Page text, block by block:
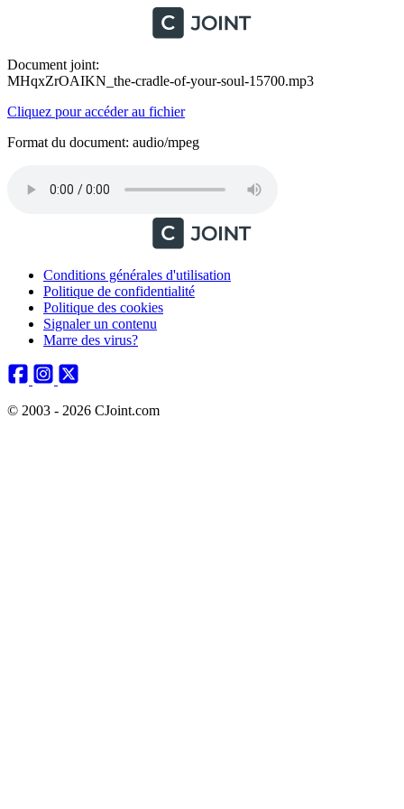
Document joint:
MHqxZrOAIKN_the-cradle-of-your-soul-15700.mp3
Cliquez pour accéder au fichier
Format du document: audio/mpeg
Conditions générales d'utilisation
Politique de confidentialité
Politique des cookies
Signaler un contenu
Marre des virus?
© 2003 - 2026 CJoint.com